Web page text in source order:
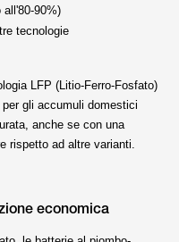
all'80-90%)
tecnologie
LFP (Litio-Ferro-Fosfato)
gli accumuli domestici
anche se con una
rispetto ad altre varianti.
economica